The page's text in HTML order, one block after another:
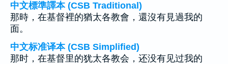
中文標準譯本 (CSB Traditional)
那時，在基督裡的猶太各教會，還沒有見過我的
面。
中文标准译本 (CSB Simplified)
那时，在基督里的犹太各教会，还没有见过我的